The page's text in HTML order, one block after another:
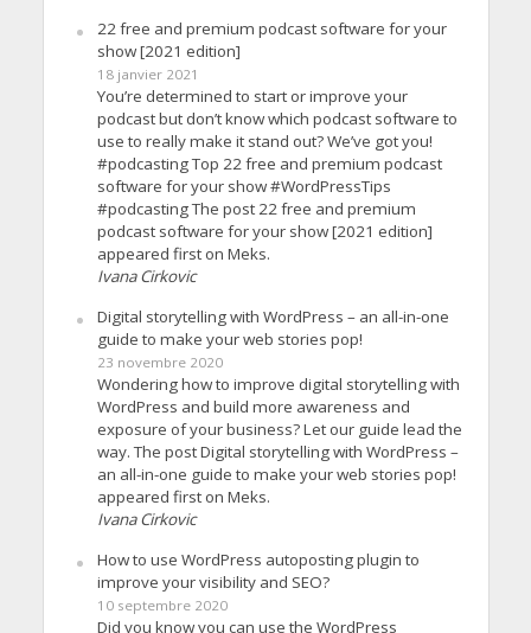
22 free and premium podcast software for your
show [2021 edition]
18 janvier 2021
You’re determined to start or improve your
podcast but don’t know which podcast software to
use to really make it stand out? We’ve got you!
#podcasting Top 22 free and premium podcast
software for your show #WordPressTips
#podcasting The post 22 free and premium
podcast software for your show [2021 edition]
appeared first on Meks.
Ivana Cirkovic
Digital storytelling with WordPress – an all-in-one
guide to make your web stories pop!
23 novembre 2020
Wondering how to improve digital storytelling with
WordPress and build more awareness and
exposure of your business? Let our guide lead the
way. The post Digital storytelling with WordPress –
an all-in-one guide to make your web stories pop!
appeared first on Meks.
Ivana Cirkovic
How to use WordPress autoposting plugin to
improve your visibility and SEO?
10 septembre 2020
Did you know you can use the WordPress